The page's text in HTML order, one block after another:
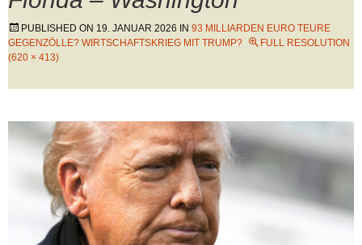
PUBLISHED ON 19. JANUAR 2026 IN 93 MILLIARDEN EURO TEURE
GEGENZÖLLE? WIRTSCHAFTSKRIEG MIT TRUMP?
FULL RESOLUTION
(620 × 413)